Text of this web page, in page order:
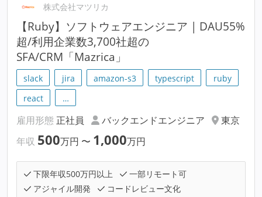
株式会社マツリカ
【Ruby】ソフトウェアエンジニア | DAU55%
超/利用企業数3,700社超の
SFA/CRM「Mazrica」
slack jira amazon-s3 typescript
ruby
react
…
雇用形態 正社員 バックエンドエンジニア
東京
年収 500万円 〜 1,000万円
下限年収500万円以上
一部リモート可
アジャイル開発
コードレビュー文化